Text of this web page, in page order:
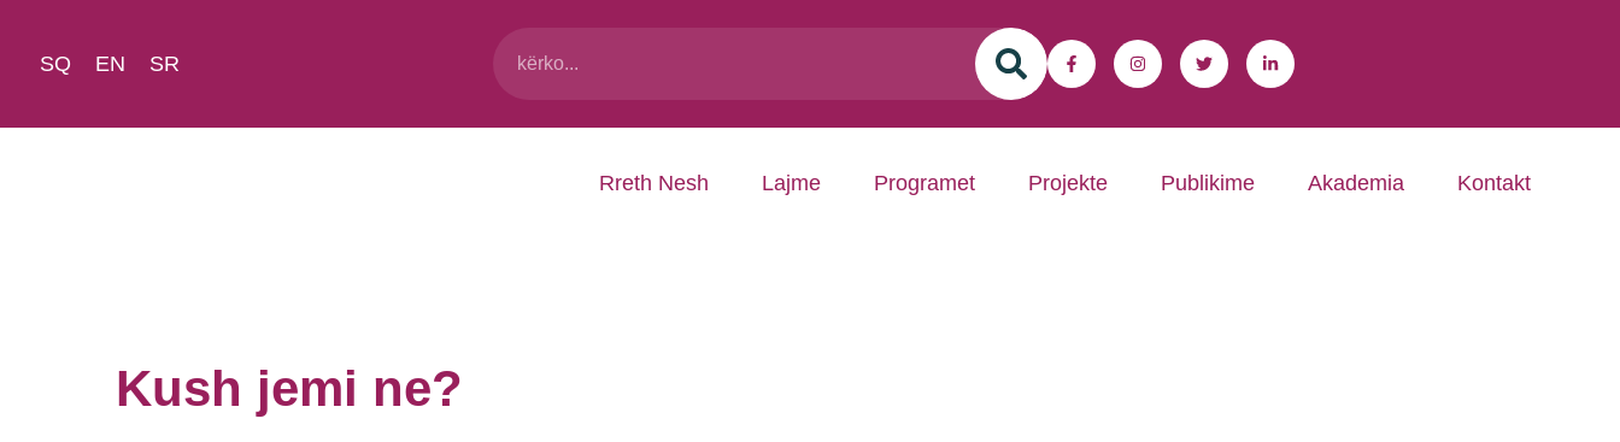
SQ EN SR
Rreth Nesh Lajme Programet Projekte Publikime Akademia Kontakt
Kush jemi ne?